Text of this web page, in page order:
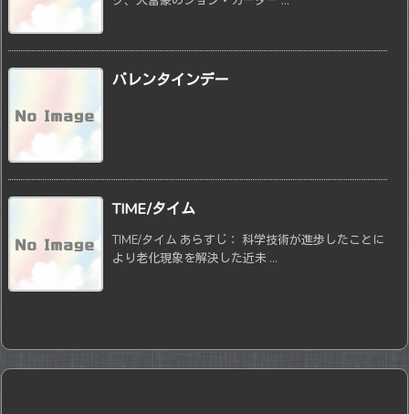
バレンタインデー
TIME/タイム
TIME/タイム あらすじ： 科学技術が進歩したことに
より老化現象を解決した近未 ...